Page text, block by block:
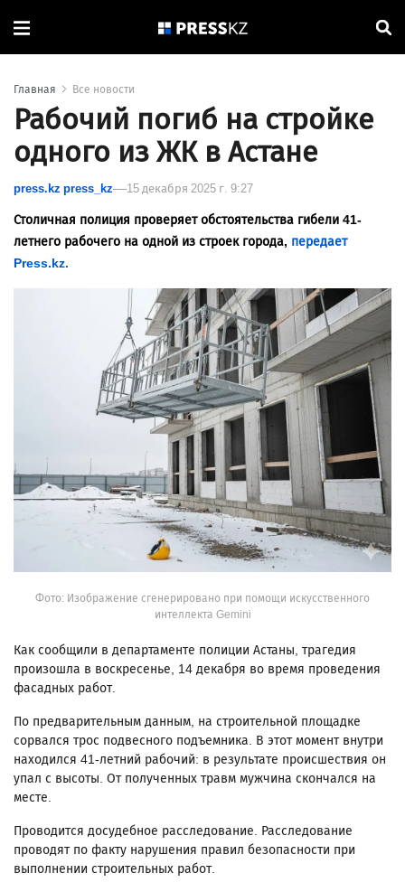
Главная Все новости
Рабочий погиб на стройке
одного из ЖК в Астане
press.kz press_kz 15 декабря 2025 г. 9:27
Столичная полиция проверяет обстоятельства гибели 41-
летнего рабочего на одной из строек города, передает
Press.kz.
Фото: Изображение сгенерировано при помощи искусственного
интеллекта Gemini
Как сообщили в департаменте полиции Астаны, трагедия
произошла в воскресенье, 14 декабря во время проведения
фасадных работ.
По предварительным данным, на строительной площадке
сорвался трос подвесного подъемника. В этот момент внутри
находился 41-летний рабочий: в результате происшествия он
упал с высоты. От полученных травм мужчина скончался на
месте.
Проводится досудебное расследование. Расследование
проводят по факту нарушения правил безопасности при
выполнении строительных работ.